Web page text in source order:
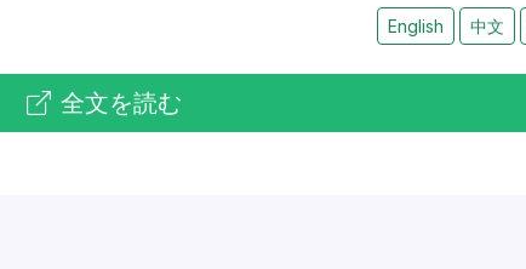
English 中文
全文を読む